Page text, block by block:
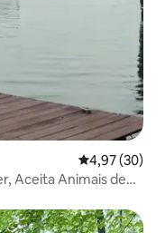
4,97 de uma
4,97 (30)
Aceita Animais de